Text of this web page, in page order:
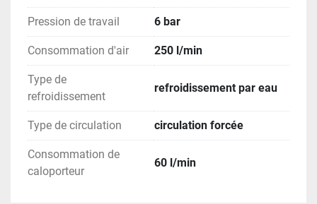
Pression de travail 6 bar
Consommation d'air 250 l/min
Type de
refroidissement
refroidissement par eau
Type de circulation circulation forcée
Consommation de
caloporteur
60 l/min